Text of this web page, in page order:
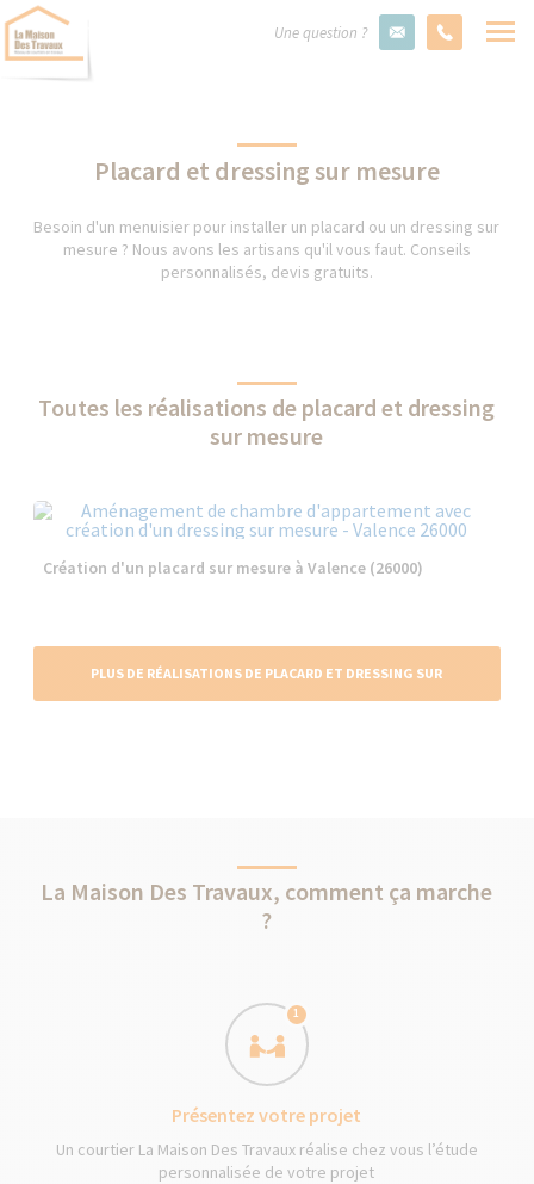
Une question ?
Placard et dressing sur mesure
Besoin d'un menuisier pour installer un placard ou un dressing sur
mesure ? Nous avons les artisans qu'il vous faut. Conseils
personnalisés, devis gratuits.
Toutes les réalisations de placard et dressing
sur mesure
Création d'un placard sur mesure à Valence (26000)
PLUS DE RÉALISATIONS DE PLACARD ET DRESSING SUR
La Maison Des Travaux, comment ça marche
?
1
Présentez votre projet
Un courtier La Maison Des Travaux réalise chez vous l’étude
personnalisée de votre projet